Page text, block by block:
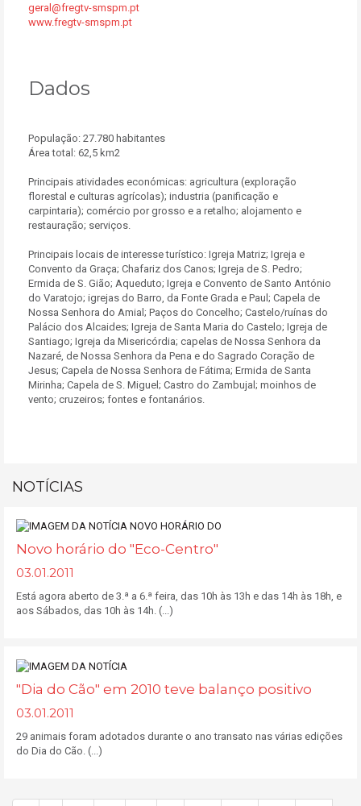
geral@fregtv-smspm.pt
www.fregtv-smspm.pt
Dados
População: 27.780 habitantes
Área total: 62,5 km2
Principais atividades económicas: agricultura (exploração
florestal e culturas agrícolas); industria (panificação e
carpintaria); comércio por grosso e a retalho; alojamento e
restauração; serviços.
Principais locais de interesse turístico: Igreja Matriz; Igreja e
Convento da Graça; Chafariz dos Canos; Igreja de S. Pedro;
Ermida de S. Gião; Aqueduto; Igreja e Convento de Santo António
do Varatojo; igrejas do Barro, da Fonte Grada e Paul; Capela de
Nossa Senhora do Amial; Paços do Concelho; Castelo/ruínas do
Palácio dos Alcaides; Igreja de Santa Maria do Castelo; Igreja de
Santiago; Igreja da Misericórdia; capelas de Nossa Senhora da
Nazaré, de Nossa Senhora da Pena e do Sagrado Coração de
Jesus; Capela de Nossa Senhora de Fátima; Ermida de Santa
Mirinha; Capela de S. Miguel; Castro do Zambujal; moinhos de
vento; cruzeiros; fontes e fontanários.
NOTÍCIAS
Novo horário do "Eco-Centro"
03.01.2011
Está agora aberto de 3.ª a 6.ª feira, das 10h às 13h e das 14h às 18h, e
aos Sábados, das 10h às 14h. (...)
"Dia do Cão" em 2010 teve balanço positivo
03.01.2011
29 animais foram adotados durante o ano transato nas várias edições
do Dia do Cão. (...)